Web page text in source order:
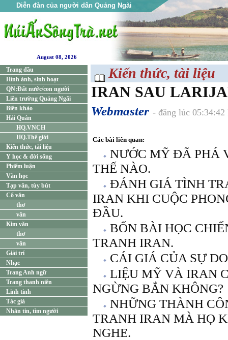
Diễn đàn của người dân Quảng Ngãi
August 08, 2026
Trang đầu
Hình ảnh, sinh hoạt
QN:Đất nước/con người
Liên trường Quảng Ngãi
Biên khảo
Hải Quân
HQ.VNCH
HQ.Thế giới
Kiến thức, tài liệu
Y học & đời sống
Phiếm luận
Văn học
Tạp văn, tùy bút
Cổ văn
thơ
văn
Kim văn
thơ
văn
Giải trí
Nhạc
Trang Anh ngữ
Trang thanh niên
Linh tinh
Tác giả
Nhắn tin, tìm người
Kiến thức, tài liệu
IRAN SAU
Webmaster - đăng lúc
Các bài liên quan:
NƯỚC MỸ ĐÃ PHÁ
THẾ NÀO.
ĐÁNH GIÁ TÌNH
IRAN KHI CUỘC
ĐẦU.
BỐN BÀI HỌC
TRANH IRAN.
CÁI GIÁ CỦA SỰ
LIỆU MỸ VÀ IRAN
NGỪNG BẮN KHÔNG?
NHỮNG THÀNH
TRANH IRAN MÀ HỌ
NGHE.